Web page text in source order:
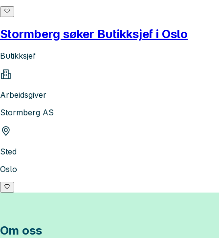
Stormberg søker Butikksjef i Oslo
Butikksjef
Arbeidsgiver
Stormberg AS
Sted
Oslo
Om oss